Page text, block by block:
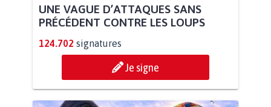
UNE VAGUE D’ATTAQUES SANS
PRÉCÉDENT CONTRE LES LOUPS
124.702 signatures
Je signe